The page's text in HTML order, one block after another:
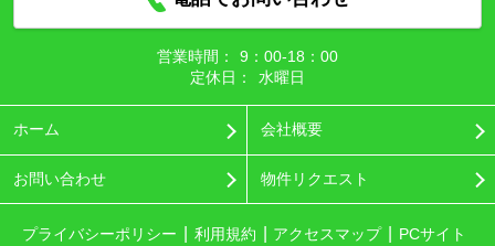
営業時間：
9：00‐18：00
定休日：
水曜日
ホーム 会社概要
お問い合わせ 物件リクエスト
プライバシーポリシー 利用規約 アクセスマップ PCサイト